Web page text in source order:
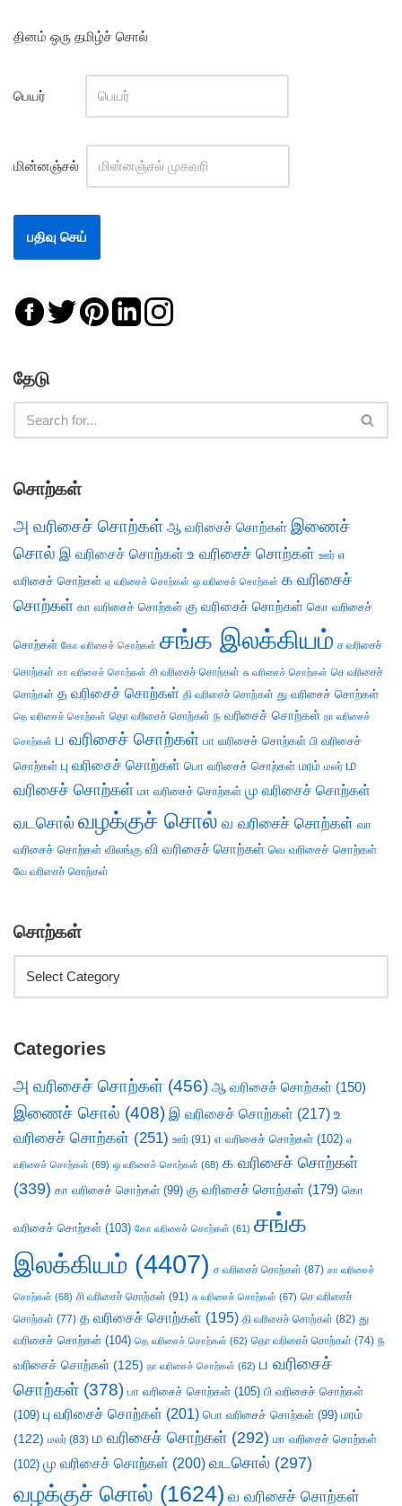
தினம் ஒரு தமிழ்ச் சொல்
பெயர்
மின்னஞ்சல்
தேடு
சொற்கள்
அ வரிசைச் சொற்கள் ஆ வரிசைச் சொற்கள் இணைச்
சொல் இ வரிசைச் சொற்கள் உ வரிசைச் சொற்கள் ஊர் எ
வரிசைச் சொற்கள் ஏ வரிசைச் சொற்கள் ஒ வரிசைச் சொற்கள் க வரிசைச்
சொற்கள் கா வரிசைச் சொற்கள் கு வரிசைச் சொற்கள் கொ வரிசைச்
சொற்கள் கோ வரிசைச் சொற்கள் சங்க இலக்கியம் ச வரிசைச்
சொற்கள் சா வரிசைச் சொற்கள் சி வரிசைச் சொற்கள் சு வரிசைச் சொற்கள் செ வரிசைச்
சொற்கள் த வரிசைச் சொற்கள் தி வரிசைச் சொற்கள் து வரிசைச் சொற்கள்
தெ வரிசைச் சொற்கள் தொ வரிசைச் சொற்கள் ந வரிசைச் சொற்கள் நா வரிசைச்
சொற்கள் ப வரிசைச் சொற்கள் பா வரிசைச் சொற்கள் பி வரிசைச்
சொற்கள் பு வரிசைச் சொற்கள் பொ வரிசைச் சொற்கள் மரம் மலர் ம
வரிசைச் சொற்கள் மா வரிசைச் சொற்கள் மு வரிசைச் சொற்கள்
வடசொல் வழக்குச் சொல் வ வரிசைச் சொற்கள் வா
வரிசைச் சொற்கள் விலங்கு வி வரிசைச் சொற்கள் வெ வரிசைச் சொற்கள்
வே வரிசைச் சொற்கள்
சொற்கள்
Categories
அ வரிசைச் சொற்கள் (456) ஆ வரிசைச் சொற்கள் (150)
இணைச் சொல் (408) இ வரிசைச் சொற்கள் (217) உ
வரிசைச் சொற்கள் (251) ஊர் (91) எ வரிசைச் சொற்கள் (102) ஏ
வரிசைச் சொற்கள் (69) ஒ வரிசைச் சொற்கள் (68) க வரிசைச் சொற்கள்
(339) கா வரிசைச் சொற்கள் (99) கு வரிசைச் சொற்கள் (179) கொ
வரிசைச் சொற்கள் (103) கோ வரிசைச் சொற்கள் (61) சங்க
இலக்கியம் (4407) ச வரிசைச் சொற்கள் (87) சா வரிசைச்
சொற்கள் (68) சி வரிசைச் சொற்கள் (91) சு வரிசைச் சொற்கள் (67) செ வரிசைச்
சொற்கள் (77) த வரிசைச் சொற்கள் (195) தி வரிசைச் சொற்கள் (82) து
வரிசைச் சொற்கள் (104) தெ வரிசைச் சொற்கள் (62) தொ வரிசைச் சொற்கள் (74) ந
வரிசைச் சொற்கள் (125) நா வரிசைச் சொற்கள் (62) ப வரிசைச்
சொற்கள் (378) பா வரிசைச் சொற்கள் (105) பி வரிசைச் சொற்கள்
(109) பு வரிசைச் சொற்கள் (201) பொ வரிசைச் சொற்கள் (99) மரம்
(122) மலர் (83) ம வரிசைச் சொற்கள் (292) மா வரிசைச் சொற்கள்
(102) மு வரிசைச் சொற்கள் (200) வடசொல் (297)
வழக்குச் சொல் (1624) வ வரிசைச் சொற்கள்